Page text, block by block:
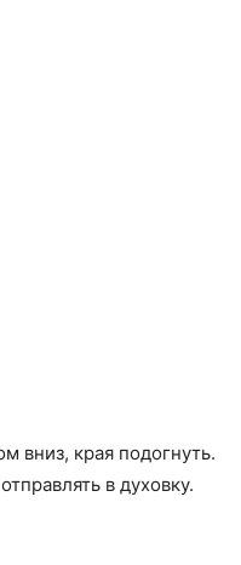
вниз, края подогнуть.
в духовку.